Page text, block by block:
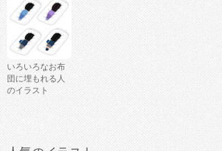
いろいろなお布
団に埋もれる人
のイラスト